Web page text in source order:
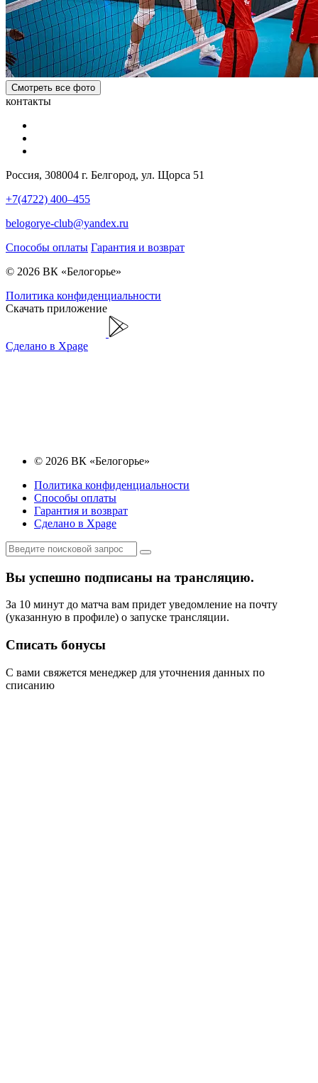
Смотреть все фото
контакты
Россия, 308004 г. Белгород, ул. Щорса 51
+7(4722) 400–455
belogorye-club@yandex.ru
Способы оплаты Гарантия и возврат
© 2026 ВК «Белогорье»
Политика конфиденциальности
Скачать приложение
Сделано в Xpage
© 2026 ВК «Белогорье»
Политика конфиденциальности
Способы оплаты
Гарантия и возврат
Сделано в Xpage
Вы успешно подписаны на трансляцию.
За 10 минут до матча вам придет уведомление на почту
(указанную в профиле) о запуске трансляции.
Списать бонусы
С вами свяжется менеджер для уточнения данных по
списанию